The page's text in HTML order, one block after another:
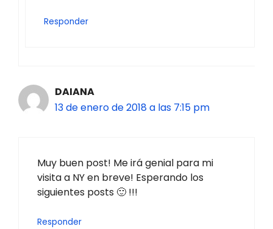
Responder
DAIANA
13 de enero de 2018 a las 7:15 pm
Muy buen post! Me irá genial para mi
visita a NY en breve! Esperando los
siguientes posts 🙂 !!!
Responder